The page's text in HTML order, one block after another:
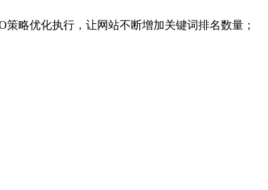
略优化执行，让网站不断增加关键词排名数量；